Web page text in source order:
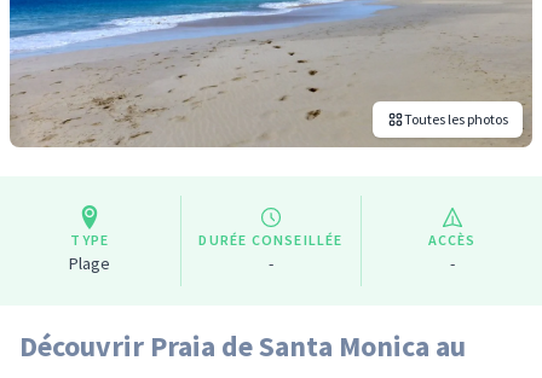
Toutes les photos
TYPE
Plage
DURÉE CONSEILLÉE
-
ACCÈS
-
Découvrir Praia de Santa Monica au